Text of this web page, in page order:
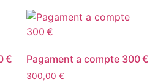
€ Pagament a compte 300 €
300,00 €